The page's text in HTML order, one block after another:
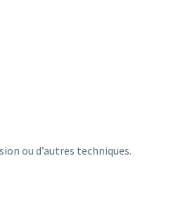
ou d’autres techniques.